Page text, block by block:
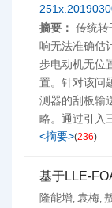
摘要： 传统转
响无法准确估
步电动机无位
置。针对该问
测器的刮板输
略。通过引入
<摘要>(236)
基于LLE-
隆能增, 袁梅,